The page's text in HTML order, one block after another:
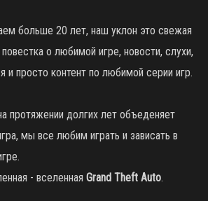
больше 20 лет, наш уклон это свежая
о любимой игре, новости, слухи,
и просто контент по любимой серии игр.
протяжении долгих лет объеденяет
мы все любим играть и зависать в
- вселенная Grand Theft Auto.